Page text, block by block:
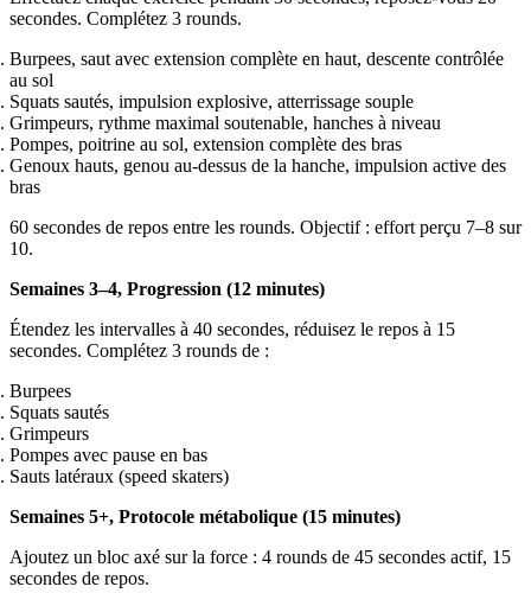
secondes. Complétez 3 rounds.
Burpees, saut avec extension complète en haut, descente contrôlée
au sol
Squats sautés, impulsion explosive, atterrissage souple
Grimpeurs, rythme maximal soutenable, hanches à niveau
Pompes, poitrine au sol, extension complète des bras
Genoux hauts, genou au-dessus de la hanche, impulsion active des
bras
60 secondes de repos entre les rounds. Objectif : effort perçu 7–8 sur
10.
Semaines 3–4, Progression (12 minutes)
Étendez les intervalles à 40 secondes, réduisez le repos à 15
secondes. Complétez 3 rounds de :
Burpees
Squats sautés
Grimpeurs
Pompes avec pause en bas
Sauts latéraux (speed skaters)
Semaines 5+, Protocole métabolique (15 minutes)
Ajoutez un bloc axé sur la force : 4 rounds de 45 secondes actif, 15
secondes de repos.